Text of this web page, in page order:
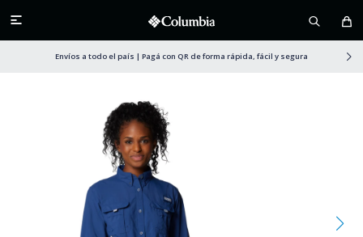

Envíos a todo el país | Pagá con QR de forma rápida, fácil y segura